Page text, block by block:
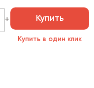
Купить
Купить в один клик